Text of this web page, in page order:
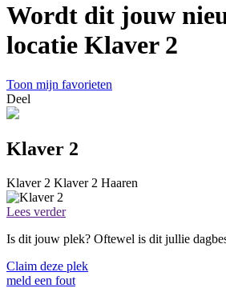
Wordt dit jouw
locatie Klaver 2
Toon mijn favorieten
Deel
Klaver 2
Klaver 2 Klaver 2 Haaren
Lees verder
Is dit jouw plek? Oftewel is dit jullie
Claim deze plek
meld een fout